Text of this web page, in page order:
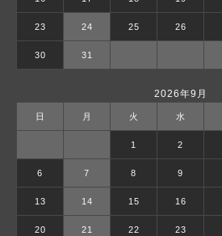
23 24 25 26
30 31
2026年9月
日 月 火 水
1 2
6 7 8 9
13 14 15 16
20 21 22 23